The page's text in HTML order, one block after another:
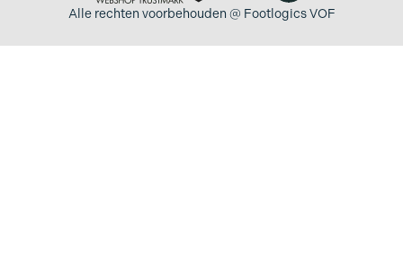
Alle rechten voorbehouden @ Footlogics VOF